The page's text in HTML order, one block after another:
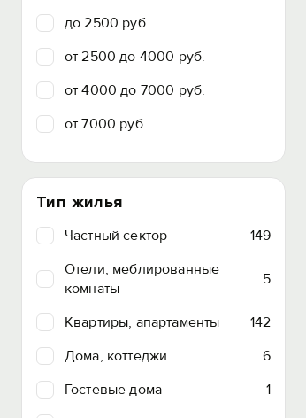
до 2500 руб.
от 2500 до 4000 руб.
от 4000 до 7000 руб.
от 7000 руб.
Тип жилья
Частный сектор
149
Отели, меблированные
комнаты
5
Квартиры, апартаменты
142
Дома, коттеджи
6
Гостевые дома
1